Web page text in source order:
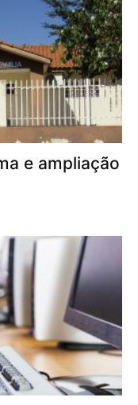
e ampliação